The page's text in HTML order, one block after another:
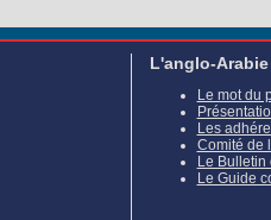
L'anglo-Arabie
Le mot du
Les
Comité de
Le Bulletin
Le Guide